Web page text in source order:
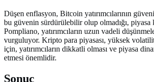
Düşen enflasyon, Bitcoin yatırımcılarının
bu güvenin sürdürülebilir olup olmadığı, piyasa
Pompliano, yatırımcıların uzun vadeli
vurguluyor. Kripto para piyasası, yüksek
için, yatırımcıların dikkatli olması ve piyasa
etmesi önemlidir.
Sonuç